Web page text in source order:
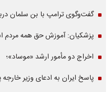
گفت‌وگوی ترامپ با بن سلمان
پزشکیان: آموزش حق همه مردم
اخراج دو مأمور ارشد «موساد»؛
پاسخ ایران به ادعای وزیر